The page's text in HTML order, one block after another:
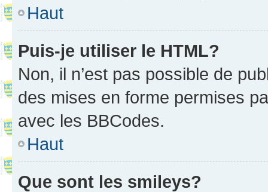
Haut
Puis-je utiliser le HTML?
Non, il n’est pas possible de
des mises en forme permises
avec les BBCodes.
Haut
Que sont les smileys?